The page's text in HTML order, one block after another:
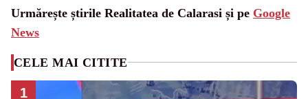
Urmărește știrile Realitatea de Calarasi și pe Google
News
CELE MAI CITITE
1